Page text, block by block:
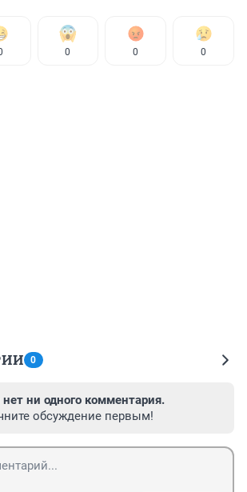
0 0 0
0
нет ни одного комментария.
обсуждение первым!